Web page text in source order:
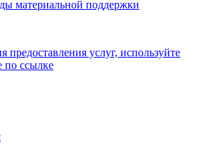
материальной поддержки
предоставления услуг, используйте
по ссылке